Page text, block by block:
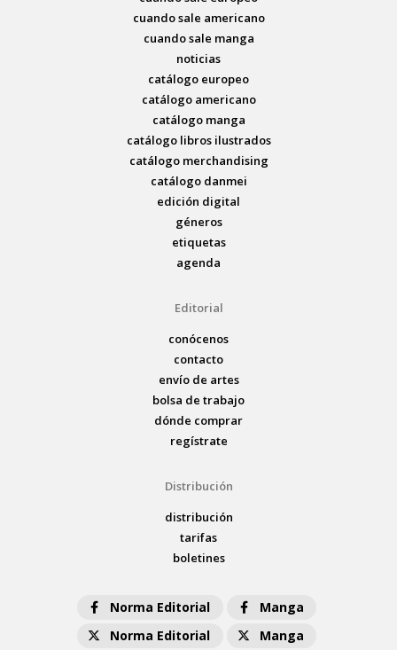
cuando sale americano
cuando sale manga
noticias
catálogo europeo
catálogo americano
catálogo manga
catálogo libros ilustrados
catálogo merchandising
catálogo danmei
edición digital
géneros
etiquetas
agenda
Editorial
conócenos
contacto
envío de artes
bolsa de trabajo
dónde comprar
regístrate
Distribución
distribución
tarifas
boletines
Norma Editorial
Manga
Norma Editorial
Manga